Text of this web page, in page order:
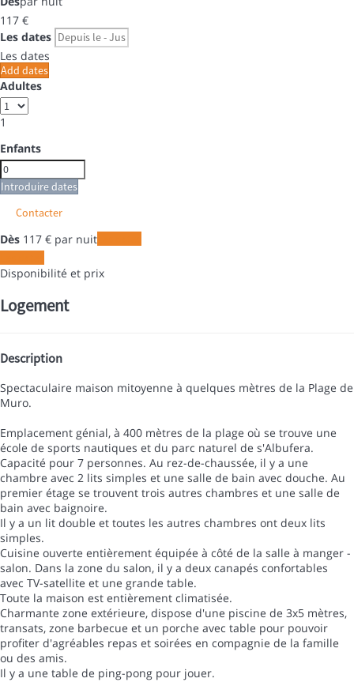
117 €
Les dates
Les dates
Add dates
Adultes
1
Enfants
Introduire dates
Contacter
Dès 117 € par nuit
Disponibilité et prix
Logement
Description
Spectaculaire maison mitoyenne à quelques mètres de la Plage de
Muro.
Emplacement génial, à 400 mètres de la plage où se trouve une
école de sports nautiques et du parc naturel de s'Albufera.
Capacité pour 7 personnes. Au rez-de-chaussée, il y a une
chambre avec 2 lits simples et une salle de bain avec douche. Au
premier étage se trouvent trois autres chambres et une salle de
bain avec baignoire.
Il y a un lit double et toutes les autres chambres ont deux lits
simples.
Cuisine ouverte entièrement équipée à côté de la salle à manger -
salon. Dans la zone du salon, il y a deux canapés confortables
avec TV-satellite et une grande table.
Toute la maison est entièrement climatisée.
Charmante zone extérieure, dispose d'une piscine de 3x5 mètres,
transats, zone barbecue et un porche avec table pour pouvoir
profiter d'agréables repas et soirées en compagnie de la famille
ou des amis.
Il y a une table de ping-pong pour jouer.